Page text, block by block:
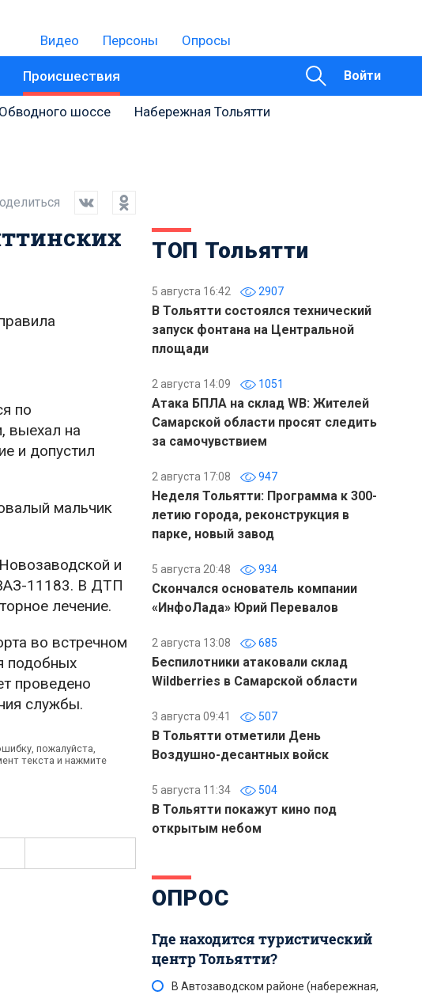
Видео Персоны Опросы
Происшествия Войти
шоссе
Набережная Тольятти
по
выехал на
и допустил
мальчик
и
11183. В ДТП
лечение.
во встречном
подобных
проведено
службы.
пожалуйста,
текста и нажмите
ТОП Тольятти
5 августа 16:42 2907
В Тольятти состоялся технический
запуск фонтана на Центральной
площади
2 августа 14:09 1051
Атака БПЛА на склад WB: Жителей
Самарской области просят следить
за самочувствием
2 августа 17:08 947
Неделя Тольятти: Программа к 300-
летию города, реконструкция в
парке, новый завод
5 августа 20:48 934
Скончался основатель компании
«ИнфоЛада» Юрий Перевалов
2 августа 13:08 685
Беспилотники атаковали склад
Wildberries в Самарской области
3 августа 09:41 507
В Тольятти отметили День
Воздушно-десантных войск
5 августа 11:34 504
В Тольятти покажут кино под
открытым небом
ОПРОС
Где находится туристический
центр Тольятти?
В Автозаводском районе (набережная,